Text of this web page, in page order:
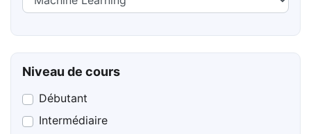
Niveau de cours
Débutant
Intermédiaire